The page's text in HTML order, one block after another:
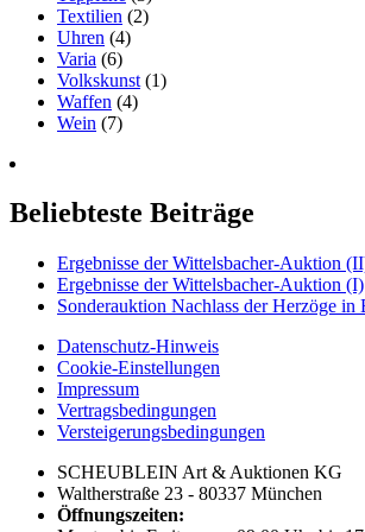
Textilien (2)
Uhren (4)
Varia (6)
Volkskunst (1)
Waffen (4)
Wein (7)
Beliebteste Beiträge
Ergebnisse der Wittelsbacher-Auktion
Ergebnisse der Wittelsbacher-Auktion (I)
Sonderauktion Nachlass der Herzöge
Datenschutz-Hinweis
Cookie-Einstellungen
Impressum
Vertragsbedingungen
Versteigerungsbedingungen
SCHEUBLEIN Art & Auktionen KG
Waltherstraße 23 - 80337 München
Öffnungszeiten: